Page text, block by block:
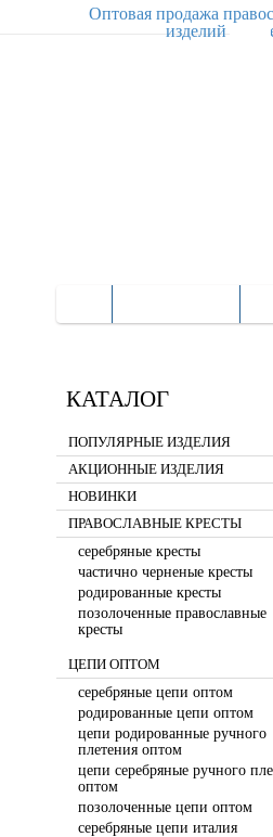
Оптовая продажа
изделий по
КАТАЛОГ
ПОПУЛЯРНЫЕ ИЗДЕЛИЯ
АКЦИОННЫЕ ИЗДЕЛИЯ
НОВИНКИ
ПРАВОСЛАВНЫЕ КРЕСТЫ
серебряные кресты
частично черненые кресты
родированные кресты
позолоченные православные
кресты
ЦЕПИ ОПТОМ
серебряные цепи оптом
родированные цепи оптом
цепи родированные ручного
плетения оптом
цепи серебряные ручного
оптом
позолоченные цепи оптом
серебряные цепи италия